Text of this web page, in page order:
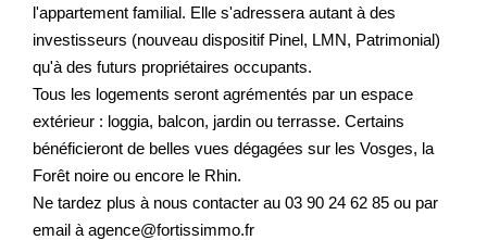
l'appartement familial. Elle s'adressera autant à des
investisseurs (nouveau dispositif Pinel, LMN, Patrimonial)
qu'à des futurs propriétaires occupants.
Tous les logements seront agrémentés par un espace
extérieur : loggia, balcon, jardin ou terrasse. Certains
bénéficieront de belles vues dégagées sur les Vosges, la
Forêt noire ou encore le Rhin.
Ne tardez plus à nous contacter au 03 90 24 62 85 ou par
email à agence@fortissimmo.fr